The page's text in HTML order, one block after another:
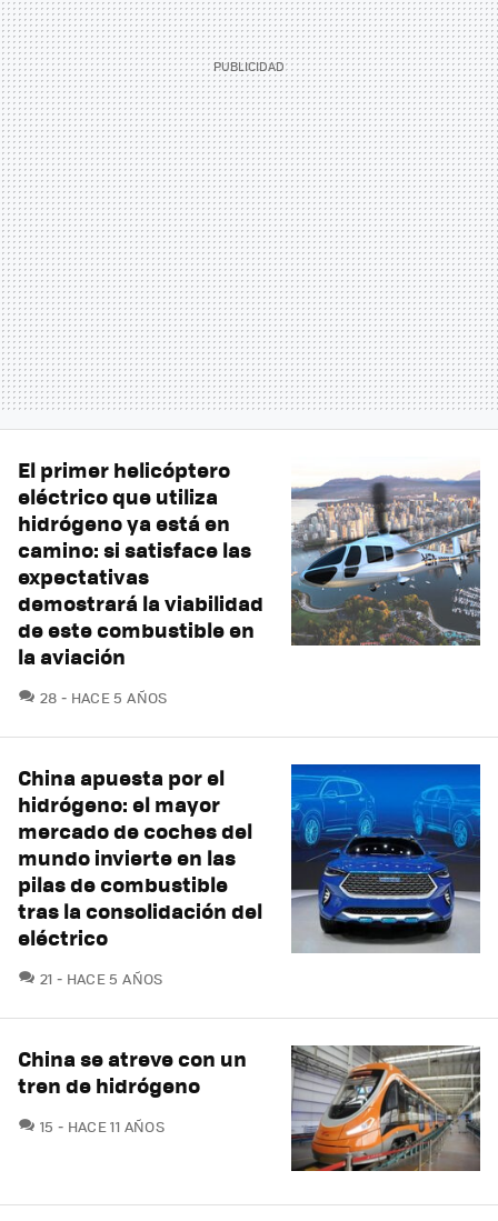
El primer helicóptero
eléctrico que utiliza
hidrógeno ya está en
camino: si satisface las
expectativas
demostrará la viabilidad
de este combustible en
la aviación
28 COMENTARIOS
HACE 5 AÑOS
China apuesta por el
hidrógeno: el mayor
mercado de coches del
mundo invierte en las
pilas de combustible
tras la consolidación del
eléctrico
21 COMENTARIOS
HACE 5 AÑOS
China se atreve con un
tren de hidrógeno
15 COMENTARIOS
HACE 11 AÑOS